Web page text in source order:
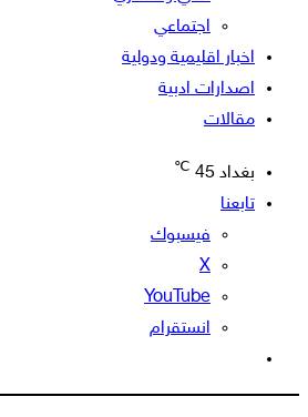
اجتماعي
اخبار اقليمية ودولية
اصدارات ادبية
مقالات
بغداد 45
℃
تابعنا
فيسبوك
‫X
‫YouTube
انستقرام
المظلم